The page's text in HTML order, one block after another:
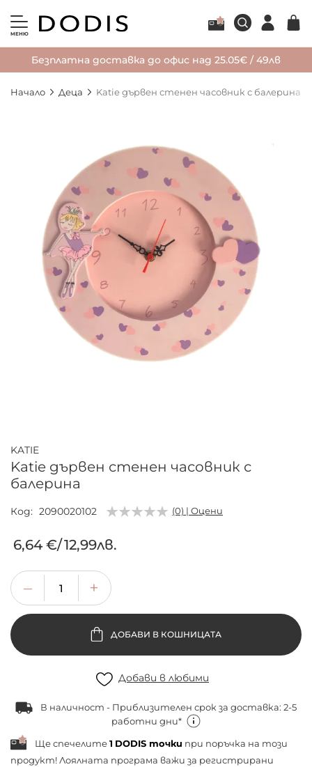
МЕНЮ
Безплатна доставка до офис над 25.05€ / 49лв
Начало Деца Katie дървен стенен часовник с балерина
галерията
изображенията
на
галерия
със
снимки
Katie дървен стенен часовник с
балерина
KATIE
Код 2090020102 (0) | Оцени
6,64 €/12,99лв.
ДОБАВИ В КОШНИЦАТА
Добави в любими
В наличност - Приблизителен срок за доставка: 2-5
работни дни*
Ще спечелите1 DODIS точки при поръчка на този
продукт! Лоялната програма важи за регистрирани